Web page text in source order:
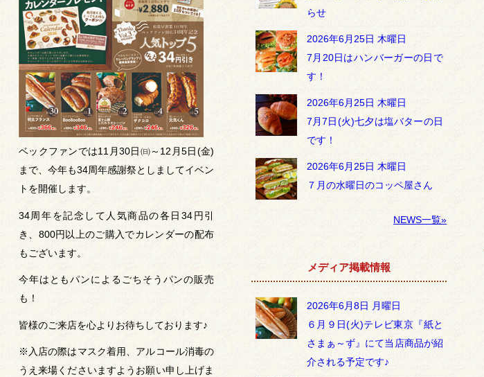
ベックファンでは11月30日㈰～12月5日(金)
まで、今年も34周年感謝祭としましてイベン
トを開催します。
34周年を記念して人気商品の各日34円引
き、800円以上のご購入でカレンダーの配布
もございます。
今年はともパンによるごちそうパンの販売
も！
皆様のご来店を心よりお待ちしております♪
※入店の際はマスク着用、アルコール消毒の
うえ来場くださいますようお願い申し上げま
らせ
2026年6月25日 木曜日
7月20日はハンバーガーの日で
す！
2026年6月25日 木曜日
7月7日(火)七夕は塩バターの日
です！
2026年6月25日 木曜日
７月の水曜日のコッペ屋さん
NEWS一覧»
メディア掲載情報
2026年6月8日 月曜日
６月９日(火)テレビ東京『紙と
さまぁ～ず』にて当店商品が紹
介される予定です♪